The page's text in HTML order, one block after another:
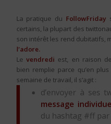
La pratique du FollowFriday
certains, la plupart des
son intérêt les rend dubitatifs,
l’adore.
Le vendredi est, en raison
bien remplie parce qu’en
semaine de travail, il s’agit :
d’envoyer à ses
message
du hashtag #ff par